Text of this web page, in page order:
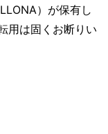
）が保有し
用は固くお断りい